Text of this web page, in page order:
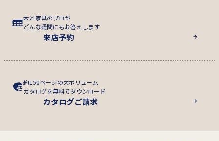
木と家具のプロが
どんな疑問にもお答えします
来店予約
約150ページの大ボリューム
カタログを無料でダウンロード
カタログご請求